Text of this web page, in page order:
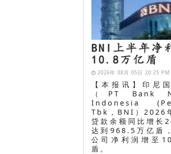
BNI上半年净
10.8万亿盾
2026年 08月 05日 20:25 PM
【本报讯】印尼
（PT Bank
Indonesia
Tbk，BNI）2026
贷款余额同比增长
达到968.5万亿盾
公司净利润增至
盾。